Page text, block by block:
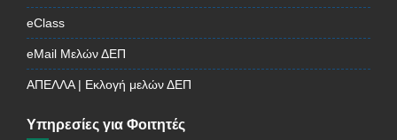
eClass
eMail Μελών ΔΕΠ
ΑΠΕΛΛΑ | Εκλογή μελών ΔΕΠ
Υπηρεσίες για Φοιτητές